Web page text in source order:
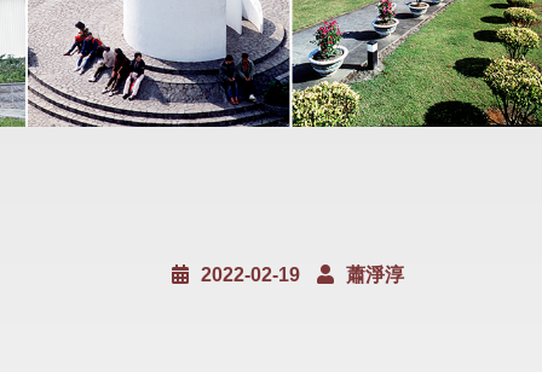
2022-02-19 蕭淨淳